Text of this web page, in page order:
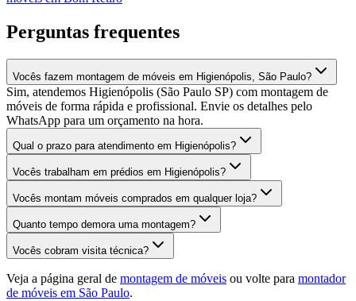
Perguntas frequentes
Vocês fazem montagem de móveis em Higienópolis, São Paulo?
Sim, atendemos Higienópolis (São Paulo SP) com montagem de
móveis de forma rápida e profissional. Envie os detalhes pelo
WhatsApp para um orçamento na hora.
Qual o prazo para atendimento em Higienópolis?
Vocês trabalham em prédios em Higienópolis?
Vocês montam móveis comprados em qualquer loja?
Quanto tempo demora uma montagem?
Vocês cobram visita técnica?
Veja a página geral de montagem de móveis ou volte para montador
de móveis em São Paulo.